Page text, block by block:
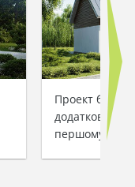
Проект
додатковою
першому